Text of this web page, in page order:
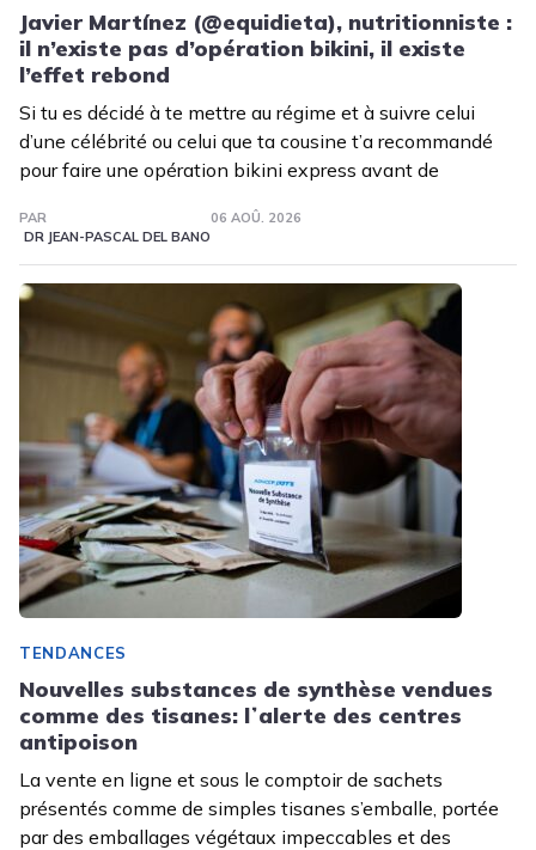
Javier Martínez (@equidieta), nutritionniste :
il n’existe pas d’opération bikini, il existe
l’effet rebond
Si tu es décidé à te mettre au régime et à suivre celui
d’une célébrité ou celui que ta cousine t’a recommandé
pour faire une opération bikini express avant de
PAR
DR JEAN-PASCAL DEL BANO
06 AOÛ. 2026
TENDANCES
Nouvelles substances de synthèse vendues
comme des tisanes: lʼalerte des centres
antipoison
La vente en ligne et sous le comptoir de sachets
présentés comme de simples tisanes s’emballe, portée
par des emballages végétaux impeccables et des